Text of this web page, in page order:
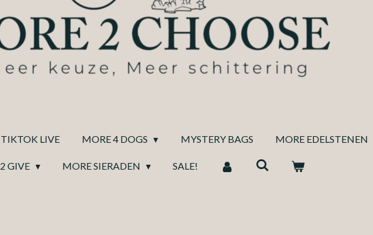
LIVE MORE 4 DOGS MYSTERY BAGS MORE EDELSTENEN
GIVE MORE SIERADEN SALE!